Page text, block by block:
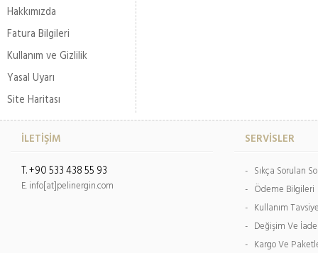
Hakkımızda
Fatura Bilgileri
Kullanım ve Gizlilik
Yasal Uyarı
Site Haritası
İLETİŞİM
T. +90 533 438 55 93
E. info[at]pelinergin.com
SERVİSLER
- Sıkça Sorulan
- Ödeme Bilgileri
- Kullanım
- Değişim Ve İade
- Kargo Ve